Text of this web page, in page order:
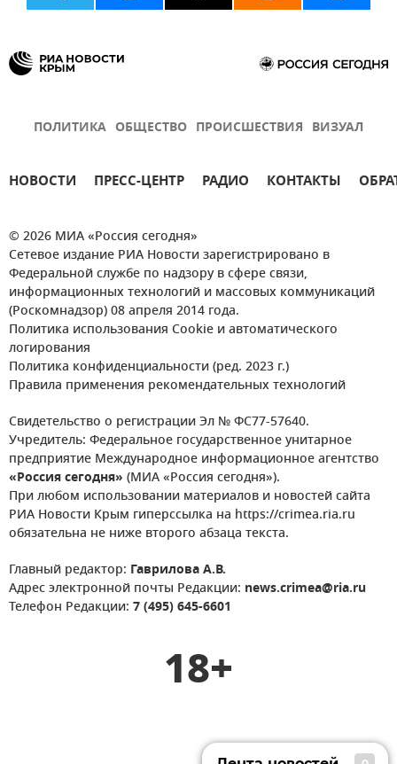
ПОЛИТИКА ОБЩЕСТВО ПРОИСШЕСТВИЯ ВИЗУАЛ
НОВОСТИ ПРЕСС-ЦЕНТР РАДИО КОНТАКТЫ
© 2026 МИА «Россия сегодня»
Сетевое издание РИА Новости зарегистрировано в
Федеральной службе по надзору в сфере связи,
информационных технологий и массовых коммуникаций
(Роскомнадзор) 08 апреля 2014 года.
Политика использования Cookie и автоматического
логирования
Политика конфиденциальности (ред. 2023 г.)
Правила применения рекомендательных технологий
Свидетельство о регистрации Эл № ФС77-57640.
Учредитель: Федеральное государственное унитарное
предприятие Международное информационное агентство
«Россия сегодня» (МИА «Россия сегодня»).
При любом использовании материалов и новостей сайта
РИА Новости Крым гиперссылка на https://crimea.ria.ru
обязательна не ниже второго абзаца текста.
Главный редактор: Гаврилова А.В.
Адрес электронной почты Редакции: news.crimea@ria.ru
Телефон Редакции: 7 (495) 645-6601
18+